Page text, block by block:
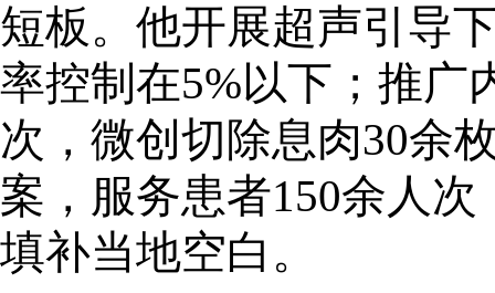
短板。他开展超声引导
率控制在5%以下；推广
次，微创切除息肉30余
案，服务患者150余人
填补当地空白。